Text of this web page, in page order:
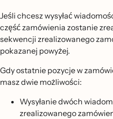
Jeśli chcesz wysyłać
część zamówienia zostanie
sekwencji zrealizowanego
pokazanej powyżej.
Gdy ostatnie pozycje w
masz dwie możliwości:
Wysyłanie dwóch
zrealizowanego